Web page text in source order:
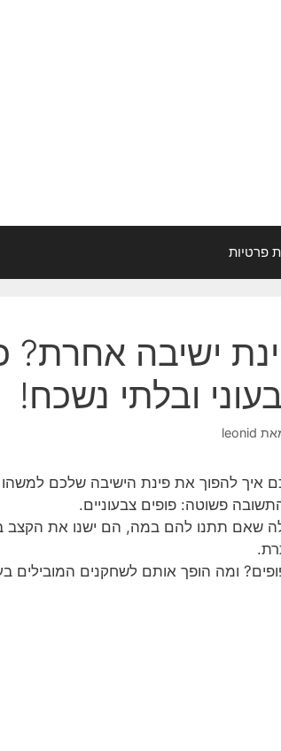
פרטיות
ישיבה
ובלתי נשכח!
leonid
איך להפוך את פינת הישיבה שלכם למשהו
פשוטה: פופים צבעוניים.
שאם תתנו להם במה, הם ישנו את
ומה הופך אותם לשחקנים המובילים